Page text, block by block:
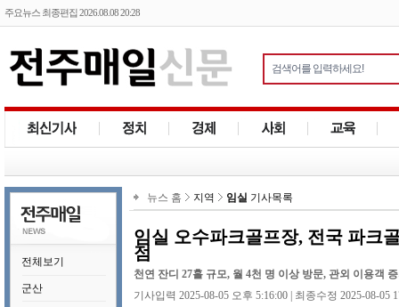
주요뉴스 최종편집 2026.08.08 20:28
전체보기
군산
뉴스 홈 지역 임실 기사목록
임실 오수파크골프장, 전국 파크
점
천연 잔디 27홀 규모, 월 4천 명 이상 방문, 관외 이용객
기사입력 2025-08-05 오후 5:16:00 | 최종수정 2025-08-05